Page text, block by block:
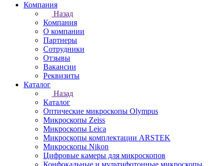
Компания
Назад
Компания
О компании
Партнеры
Сотрудники
Отзывы
Вакансии
Реквизиты
Каталог
Назад
Каталог
Оптические микроскопы Olympus
Микроскопы Zeiss
Микроскопы Leica
Микроскопы комплектации ARSTEK
Микроскопы Nikon
Цифровые камеры для микроскопов
Конфокальные и мультифотонные микроскопы